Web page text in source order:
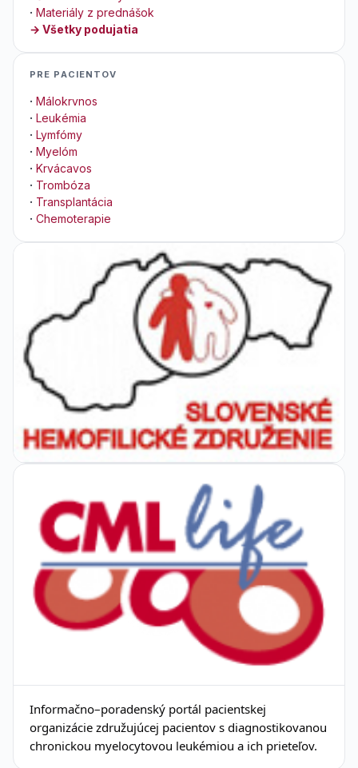
· Materiály z prednášok
→ Všetky podujatia
PRE PACIENTOV
· Málokrvnos
· Leukémia
· Lymfómy
· Myelóm
· Krvácavos
· Trombóza
· Transplantácia
· Chemoterapie
Informačno–poradenský portál pacientskej
organizácie združujúcej pacientov s diagnostikovanou
chronickou myelocytovou leukémiou a ich prieteľov.